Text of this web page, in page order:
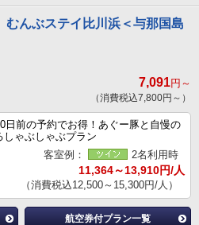
んぶステイ比川浜＜与那国島
7,091円～
（消費税込7,800円～）
日前の予約でお得！あぐー豚と自慢の
ゃぶしゃぶプラン
客室例：
2名利用時
11,364～13,910円/人
（消費税込12,500～15,300円/人）
航空券付プラン一覧